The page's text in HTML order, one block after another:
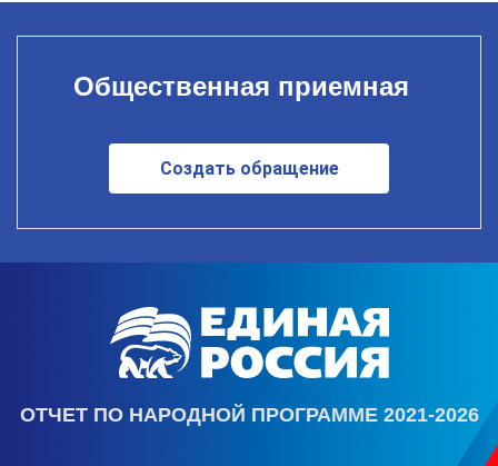
Общественная приемная
Создать обращение
ОТЧЕТ ПО НАРОДНОЙ ПРОГРАММЕ 2021-2026